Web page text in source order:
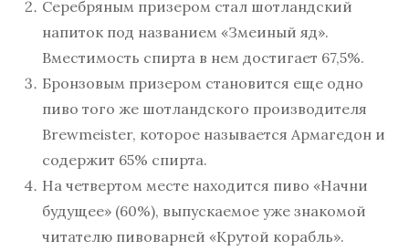
Серебряным призером стал шотландский
напиток под названием «Змеиный яд».
Вместимость спирта в нем достигает 67,5%.
Бронзовым призером становится еще одно
пиво того же шотландского производителя
Brewmeister, которое называется Армагедон и
содержит 65% спирта.
На четвертом месте находится пиво «Начни
будущее» (60%), выпускаемое уже знакомой
читателю пивоварней «Крутой корабль».